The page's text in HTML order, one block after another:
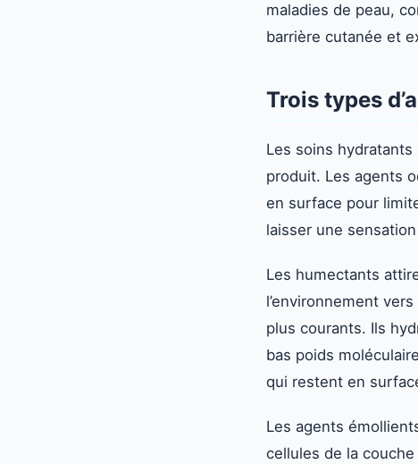
maladies de peau,
barrière cutanée et
Trois types
Les soins
produit. Les agents
en surface pour
laisser une
Les humectants
l’environnement
plus courants. Ils
bas poids
qui restent en
Les agents
cellules de la